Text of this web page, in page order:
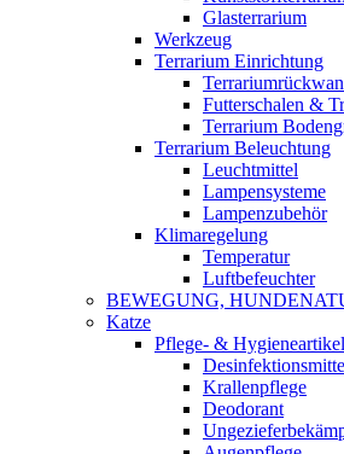
Glasterrarium
Werkzeug
Terrarium Einrichtung
Futterschalen &
Terrarium
Terrarium Beleuchtung
Leuchtmittel
Lampensysteme
Lampenzubehör
Klimaregelung
Temperatur
Luftbefeuchter
BEWEGUNG,
Katze
Pflege- & Hygieneartikel
Krallenpflege
Deodorant